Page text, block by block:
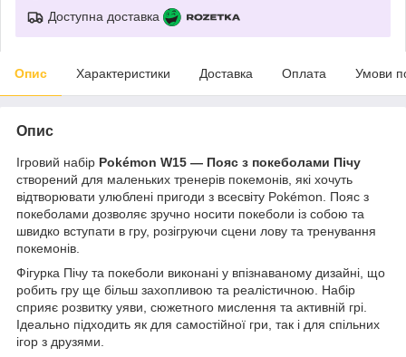
Доступна доставка
Опис Характеристики Доставка Оплата Умови
Опис
Ігровий набір Pokémon W15 — Пояс з покеболами Пічу
створений для маленьких тренерів покемонів, які хочуть
відтворювати улюблені пригоди з всесвіту Pokémon. Пояс з
покеболами дозволяє зручно носити покеболи із собою та
швидко вступати в гру, розігруючи сцени лову та тренування
покемонів.
Фігурка Пічу та покеболи виконані у впізнаваному дизайні, що
робить гру ще більш захопливою та реалістичною. Набір
сприяє розвитку уяви, сюжетного мислення та активній грі.
Ідеально підходить як для самостійної гри, так і для спільних
ігор з друзями.